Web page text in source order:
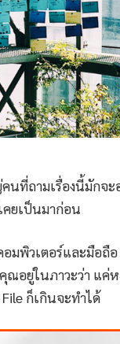
นที่ถามเรื่องนี้มักจ
ยเป็นมาก่อน
มพิวเตอร์และมือถือ
คุณอยู่ในภาวะว่า แ
ก็เกินจะทำได้